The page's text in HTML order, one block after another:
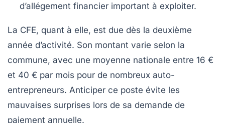
d’allégement financier important à exploiter.
La CFE, quant à elle, est due dès la deuxième
année d’activité. Son montant varie selon la
commune, avec une moyenne nationale entre 16 €
et 40 € par mois pour de nombreux auto-
entrepreneurs. Anticiper ce poste évite les
mauvaises surprises lors de sa demande de
paiement annuelle.